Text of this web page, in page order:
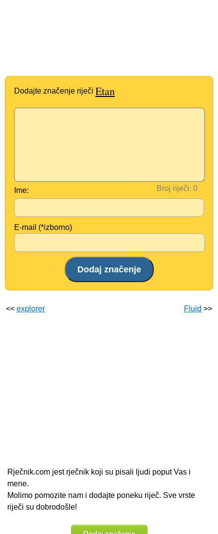
Dodajte značenje riječi Etan
Broj riječi:
Ime:
E-mail (*izborno)
<< explorer Fluid >>
Rječnik.com jest rječnik koji su pisali ljudi poput Vas i
mene.
Molimo pomozite nam i dodajte poneku riječ. Sve vrste
riječi su dobrodošle!